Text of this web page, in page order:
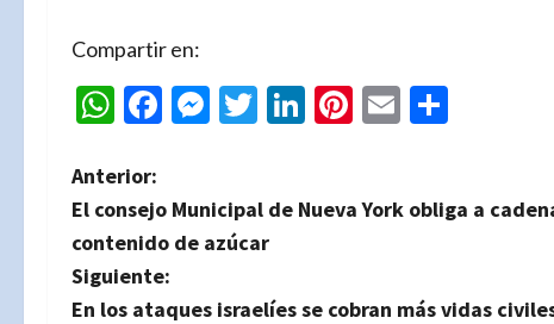
Compartir en:
WhatsApp
Facebook
Messenger
Twitter
LinkedIn
Pinterest
Email
N
a
v
Anterior:
El consejo Municipal de Nueva York obliga a
contenido de azúcar
Siguiente:
En los ataques israelíes se cobran más vidas